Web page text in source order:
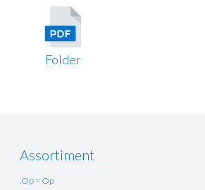
Folder
Assortiment
.Op = Op